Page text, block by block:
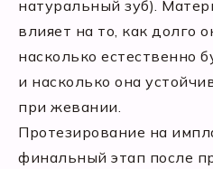
натуральный зуб).
влияет на то, как долго
насколько естественно
и насколько она
при жевании.
Протезирование на
финальный этап после